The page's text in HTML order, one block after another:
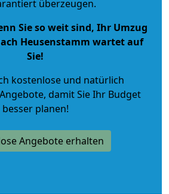
überzeugen.
Sie so weit sind, Ihr Umzug
Heusenstamm wartet auf
Sie!
kostenlose und natürlich
, damit Sie Ihr Budget
besser planen!
Angebote erhalten